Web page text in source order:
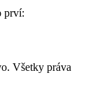
prví:
Všetky práva